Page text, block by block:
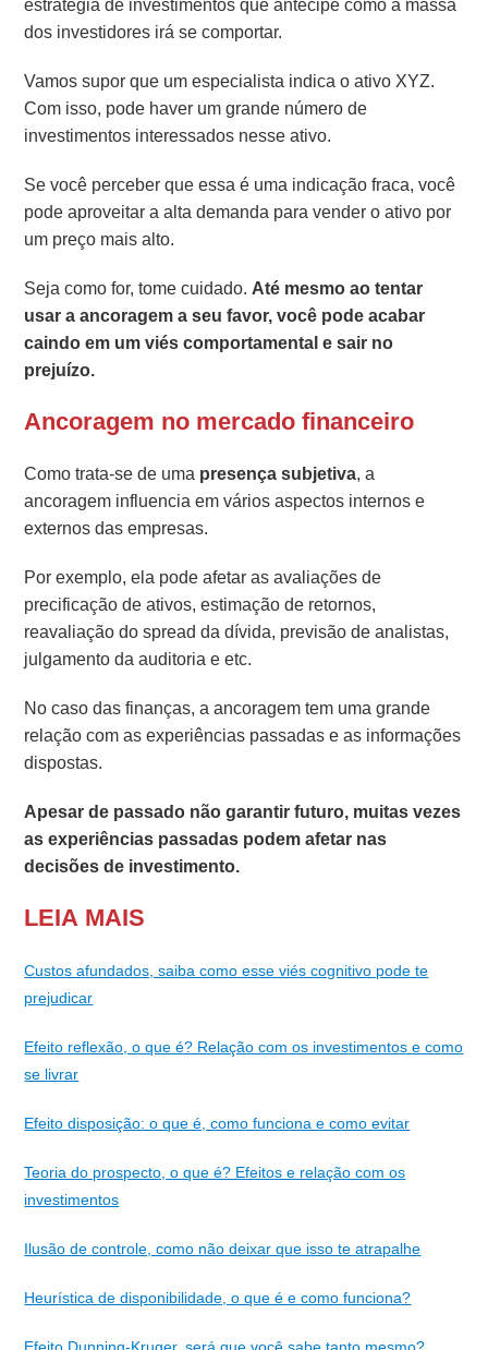
estratégia de investimentos que antecipe como a massa
dos investidores irá se comportar.
Vamos supor que um especialista indica o ativo XYZ.
Com isso, pode haver um grande número de
investimentos interessados nesse ativo.
Se você perceber que essa é uma indicação fraca, você
pode aproveitar a alta demanda para vender o ativo por
um preço mais alto.
Seja como for, tome cuidado.Até mesmo ao tentar
usar a ancoragem a seu favor, você pode acabar
caindo em um viés comportamental e sair no
prejuízo.
Ancoragem no mercado financeiro
Como trata-se de uma presença subjetiva, a
ancoragem influencia em vários aspectos internos e
externos das empresas.
Por exemplo, ela pode afetar as avaliações de
precificação de ativos, estimação de retornos,
reavaliação do spread da dívida, previsão de analistas,
julgamento da auditoria e etc.
No caso das finanças, a ancoragem tem uma grande
relação com as experiências passadas e as informações
dispostas.
Apesar de passado não garantir futuro, muitas vezes
as experiências passadas podem afetar nas
decisões de investimento.
LEIA MAIS
Custos afundados, saiba como esse viés cognitivo pode te
prejudicar
Efeito reflexão, o que é? Relação com os investimentos e como
se livrar
Efeito disposição: o que é, como funciona e como evitar
Teoria do prospecto, o que é? Efeitos e relação com os
investimentos
Ilusão de controle, como não deixar que isso te atrapalhe
Heurística de disponibilidade, o que é e como funciona?